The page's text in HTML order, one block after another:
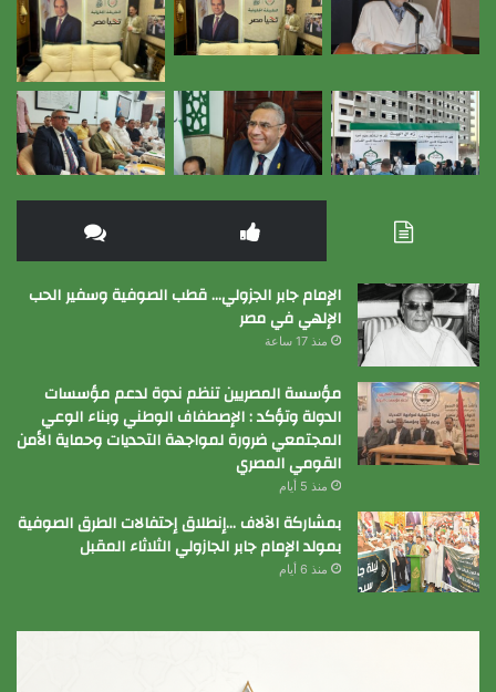
الإمام جابر الجزولي… قطب الصوفية وسفير الحب
الإلهي في مصر
منذ 17 ساعة
مؤسسة المصريين تنظم ندوة لدعم مؤسسات
الدولة وتؤكد : الإصطفاف الوطني وبناء الوعي
المجتمعي ضرورة لمواجهة التحديات وحماية الأمن
القومي المصري
منذ 5 أيام
بمشاركة الآلاف …إنطلاق إحتفالات الطرق الصوفية
بمولد الإمام جابر الجازولي الثلاثاء المقبل
منذ 6 أيام